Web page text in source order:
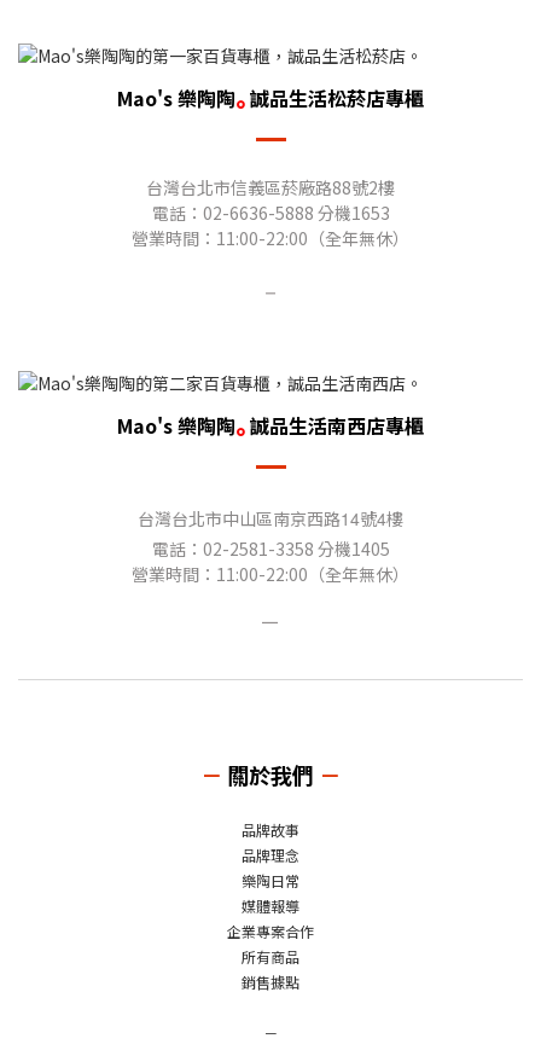
Mao's 樂陶陶｡誠品生活松菸店專櫃
台灣台北市信義區菸廠路88號2樓
電話：02-6636-5888 分機1653
營業時間：11:00-22:00（全年無休）
－
Mao's 樂陶陶｡誠品生活南西店專櫃
台灣台北市中山區南京西路14號4樓
電話：02-2581-3358 分機1405
營業時間： 11:00-22:00 （全年無休）
－
－ 關於我們 －
品牌故事
品牌理念
樂陶日常
媒體報導
企業專案合作
所有商品
銷售據點
－